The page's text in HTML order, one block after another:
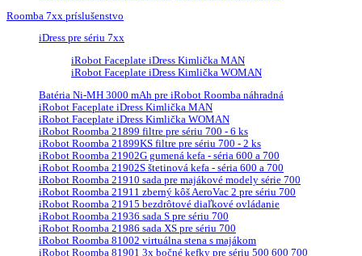
Roomba 7xx príslušenstvo
iDress pre sériu 7xx
iRobot Faceplate iDress Kimlička MAN
iRobot Faceplate iDress Kimlička WOMAN
Batéria Ni-MH 3000 mAh pre iRobot Roomba náhradná
iRobot Faceplate iDress Kimlička MAN
iRobot Faceplate iDress Kimlička WOMAN
iRobot Roomba 21899 filtre pre sériu 700 - 6 ks
iRobot Roomba 21899KS filtre pre sériu 700 - 2 ks
iRobot Roomba 21902G gumená kefa - séria 600 a 700
iRobot Roomba 21902S štetinová kefa - séria 600 a 700
iRobot Roomba 21910 sada pre majákové modely série 700
iRobot Roomba 21911 zberný kôš AeroVac 2 pre sériu 700
iRobot Roomba 21915 bezdrôtové diaľkové ovládanie
iRobot Roomba 21936 sada S pre sériu 700
iRobot Roomba 21986 sada XS pre sériu 700
iRobot Roomba 81002 virtuálna stena s majákom
iRobot Roomba 81901 3x bočné kefky pre sériu 500 600 700